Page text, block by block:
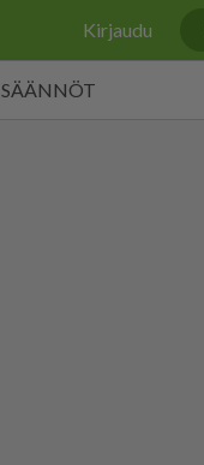
Kirjaudu
SÄÄNNÖT